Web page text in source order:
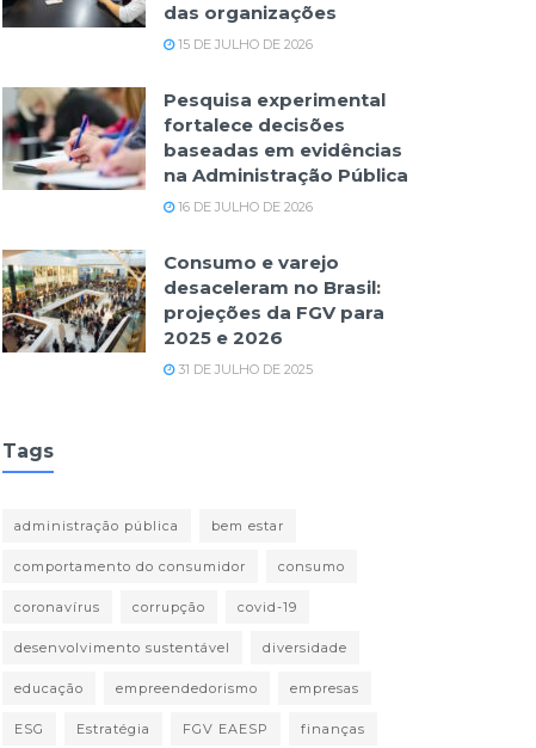
das organizações
15 DE JULHO DE 2026
Pesquisa experimental
fortalece decisões
baseadas em evidências
na Administração Pública
16 DE JULHO DE 2026
Consumo e varejo
desaceleram no Brasil:
projeções da FGV para
2025 e 2026
31 DE JULHO DE 2025
Tags
administração pública bem estar
comportamento do consumidor consumo
coronavírus corrupção covid-19
desenvolvimento sustentável diversidade
educação empreendedorismo empresas
ESG Estratégia FGV EAESP finanças